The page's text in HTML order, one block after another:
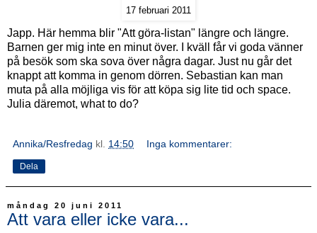
17 februari 2011
Japp. Här hemma blir "Att göra-listan" längre och längre.
Barnen ger mig inte en minut över. I kväll får vi goda vänner
på besök som ska sova över några dagar. Just nu går det
knappt att komma in genom dörren. Sebastian kan man
muta på alla möjliga vis för att köpa sig lite tid och space.
Julia däremot, what to do?
Annika/Resfredag kl. 14:50 Inga kommentarer:
Dela
måndag 20 juni 2011
Att vara eller icke vara...